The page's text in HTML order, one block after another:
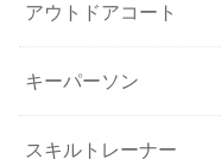
アウトドアコート
キーパーソン
スキルトレーナー